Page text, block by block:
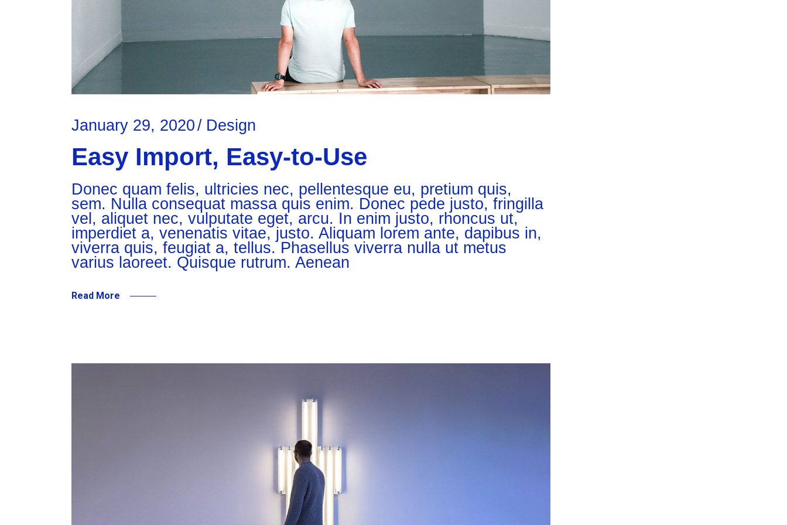
January 29, 2020 Design
Easy Import, Easy-to-Use
Donec quam felis, ultricies nec, pellentesque eu, pretium quis,
sem. Nulla consequat massa quis enim. Donec pede justo, fringilla
vel, aliquet nec, vulputate eget, arcu. In enim justo, rhoncus ut,
imperdiet a, venenatis vitae, justo. Aliquam lorem ante, dapibus in,
viverra quis, feugiat a, tellus. Phasellus viverra nulla ut metus
varius laoreet. Quisque rutrum. Aenean
Read More